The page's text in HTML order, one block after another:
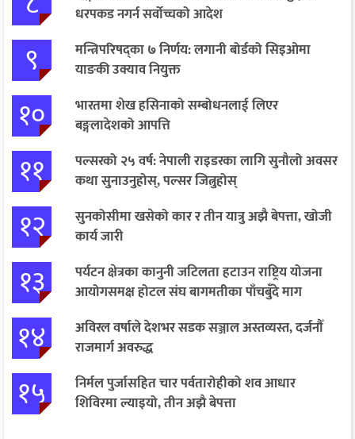
धरपकड नगर्न सर्वोच्चको आदेश
९
मन्त्रिपरिषद्का ७ निर्णय: लगानी बोर्डको सिइओमा
याङकी उक्याव नियुक्त
१०
भारतमा शेख हसिनाको सम्बोधनलाई लिएर
बङ्गलादेशको आपत्ति
११
पल्सरको २५ वर्ष: नेपाली राइडरका लागि सुनौलो अवसर
कथा सुनाउनुहोस्, पल्सर जित्नुहोस्
१२
सुनकोसीमा खसेको कार र तीन यात्रु अझै बेपत्ता, खोजी
कार्य जारी
१३
पर्यटन क्षेत्रका कानुनी जटिलता हटाउन राष्ट्रिय योजना
आयोगसमक्ष होटल संघ बागमतीका पाँचबुँदे माग
१४
अविरल वर्षाले देशभर सडक सञ्जाल अस्तव्यस्त, दर्जनौँ
राजमार्ग अवरुद्ध
१५
निर्मल पुर्जासहित चार पर्वतारोहीको शव आधार
शिविरमा ल्याइयो, तीन अझै बेपत्ता